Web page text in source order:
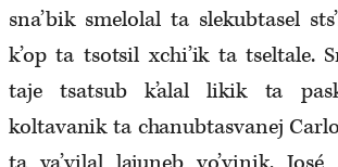
sna’bik smelolal ta slekubtasel
k’op ta tsotsil xchi’ik ta tseltale.
taje tsatsub k’alal likik ta
koltavanik ta chanubtasvanej